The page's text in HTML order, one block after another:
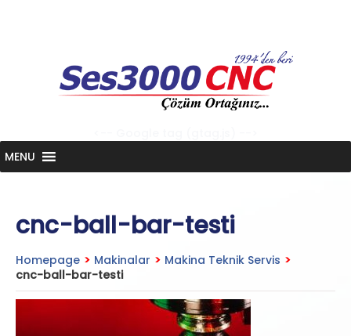
content
MENU
cnc-ball-bar-testi
Homepage > Makinalar > Makina Teknik Servis >
cnc-ball-bar-testi